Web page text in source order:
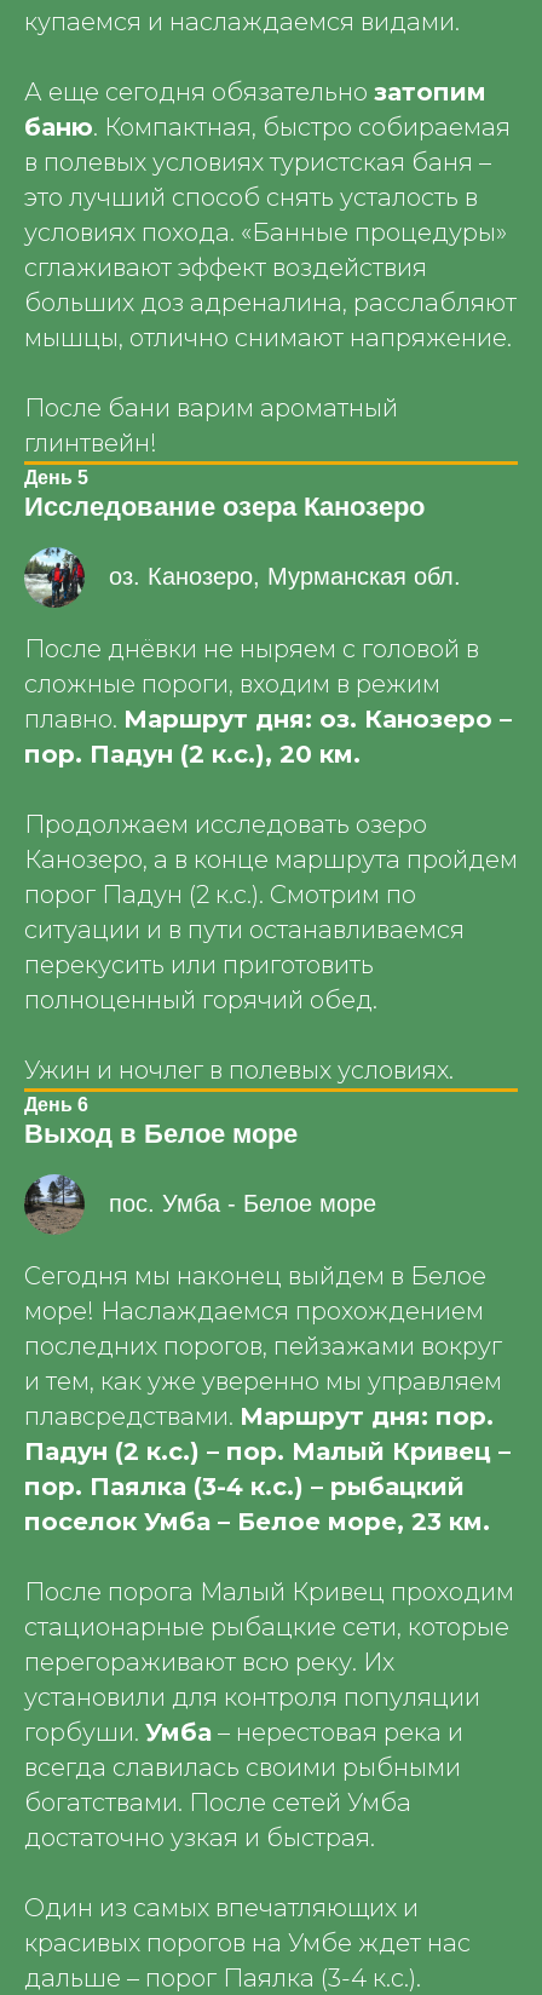
купаемся и наслаждаемся видами.
А еще сегодня обязательно затопим
баню. Компактная, быстро собираемая
в полевых условиях туристская баня –
это лучший способ снять усталость в
условиях похода. «Банные процедуры»
сглаживают эффект воздействия
больших доз адреналина, расслабляют
мышцы, отлично снимают напряжение.
После бани варим ароматный
глинтвейн!
День 5
Исследование озера Канозеро
оз. Канозеро, Мурманская обл.
После днёвки не ныряем с головой в
сложные пороги, входим в режим
плавно. Маршрут дня: оз. Канозеро –
пор. Падун (2 к.с.), 20 км.
Продолжаем исследовать озеро
Канозеро, а в конце маршрута пройдем
порог Падун (2 к.с.). Смотрим по
ситуации и в пути останавливаемся
перекусить или приготовить
полноценный горячий обед.
Ужин и ночлег в полевых условиях.
День 6
Выход в Белое море
пос. Умба - Белое море
Сегодня мы наконец выйдем в Белое
море! Наслаждаемся прохождением
последних порогов, пейзажами вокруг
и тем, как уже уверенно мы управляем
плавсредствами. Маршрут дня: пор.
Падун (2 к.с.) – пор. Малый Кривец –
пор. Паялка (3-4 к.с.) – рыбацкий
поселок Умба – Белое море, 23 км.
После порога Малый Кривец проходим
стационарные рыбацкие сети, которые
перегораживают всю реку. Их
установили для контроля популяции
горбуши. Умба – нерестовая река и
всегда славилась своими рыбными
богатствами. После сетей Умба
достаточно узкая и быстрая.
Один из самых впечатляющих и
красивых порогов на Умбе ждет нас
дальше – порог Паялка (3-4 к.с.).